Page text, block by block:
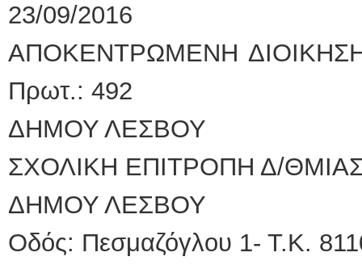
23/09/2016
ΑΠΟΚΕΝΤΡΩΜΕΝΗ
Πρωτ.: 492
ΔΗΜΟΥ ΛΕΣΒΟΥ
ΣΧΟΛΙΚΗ ΕΠΙΤΡΟΠΗ Δ/
ΔΗΜΟΥ
Οδός: Πεσμαζόγλου